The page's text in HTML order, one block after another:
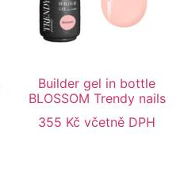
Builder gel in bottle
BLOSSOM Trendy nails
355 Kč včetně DPH